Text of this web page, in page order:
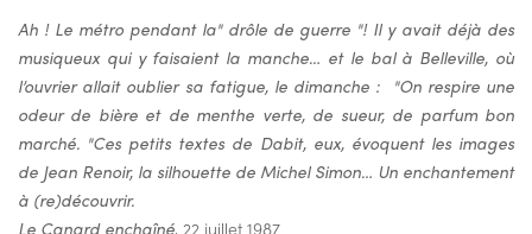
Ah ! Le métro pendant la" drôle de guerre "! Il y avait déjà des
musiqueux qui y faisaient la manche… et le bal à Belleville, où
l’ouvrier allait oublier sa fatigue, le dimanche : "On respire une
odeur de bière et de menthe verte, de sueur, de parfum bon
marché. "Ces petits textes de Dabit, eux, évoquent les images
de Jean Renoir, la silhouette de Michel Simon… Un enchantement
à (re)découvrir.
Le Canard enchaîné, 22 juillet 1987